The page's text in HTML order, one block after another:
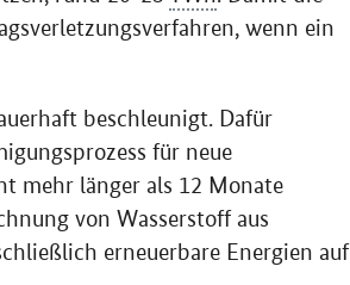
wenn ein
beschleunigt. Dafür
für neue
mehr länger als 12 Monate
von Wasserstoff aus
erneuerbare Energien auf